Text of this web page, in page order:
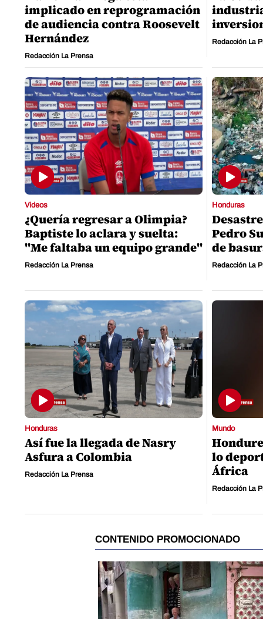
implicado en reprogramación
de audiencia contra Roosevelt
Hernández
Redacción La Prensa
Redacción La
Videos
¿Quería regresar a Olimpia?
Baptiste lo aclara y suelta:
"Me faltaba un equipo grande"
Redacción La Prensa
Honduras
Pedro
de
Redacción La
Honduras
Así fue la llegada de Nasry
Asfura a Colombia
Redacción La Prensa
Mundo
lo
África
Redacción La